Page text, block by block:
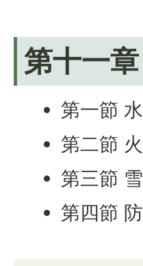
第十一
第一節
第二節
第三節
第四節